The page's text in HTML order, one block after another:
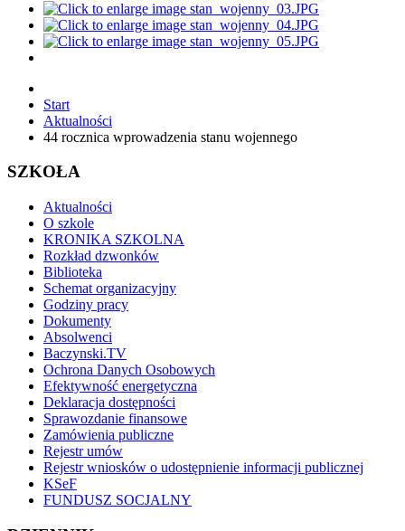
Start
Aktualności
44 rocznica wprowadzenia stanu wojennego
SZKOŁA
Aktualności
O szkole
KRONIKA SZKOLNA
Rozkład dzwonków
Biblioteka
Schemat organizacyjny
Godziny pracy
Dokumenty
Absolwenci
Baczynski.TV
Ochrona Danych Osobowych
Efektywność energetyczna
Deklaracja dostępności
Sprawozdanie finansowe
Zamówienia publiczne
Rejestr umów
Rejestr wniosków o udostępnienie informacji publicznej
KSeF
FUNDUSZ SOCJALNY